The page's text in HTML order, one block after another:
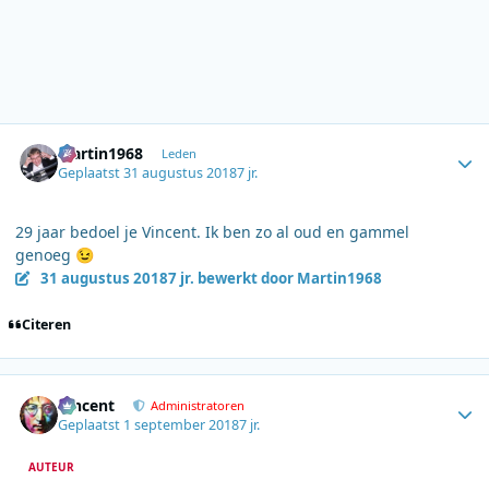
Martin1968 Leden
Geplaatst31 augustus 20187 jr.
29 jaar bedoel je Vincent. Ik ben zo al oud en gammel
genoeg 😉
31 augustus 20187 jr. bewerkt door Martin1968
Citeren
Vincent Administratoren
Geplaatst 1 september 20187 jr.
AUTEUR